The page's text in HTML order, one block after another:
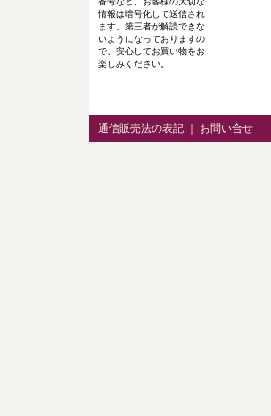
情報は暗号化して送信され
ます。第三者が解読できな
いようになっておりますの
で、安心してお買い物をお
楽しみください。
通信販売法の表記 お問い合せ